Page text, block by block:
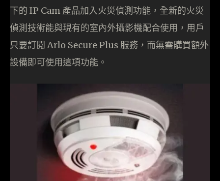
下的 IP Cam 產品加入火災偵測功能，全新的火災
偵測技術能與現有的室內外攝影機配合使用，用戶
只要訂閱 Arlo Secure Plus 服務，而無需購買額外
設備即可使用這項功能。